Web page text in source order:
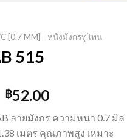
[0.7 MM] - หนังมังกรทูโทน
515
฿52.00
ลายมังกร ความหนา 0.7 มิล
เมตร คุณภาพสูง เหมาะ